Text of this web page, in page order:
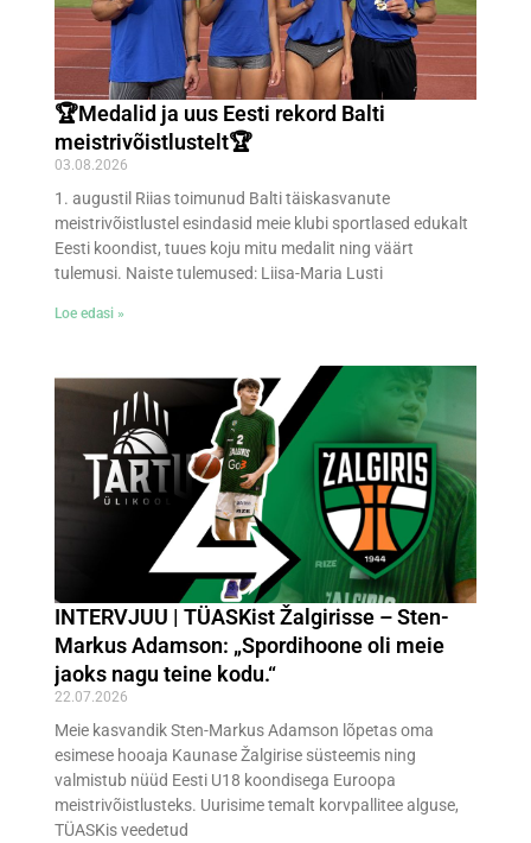
🏆Medalid ja uus Eesti rekord Balti
meistrivõistlustelt🏆
03.08.2026
1. augustil Riias toimunud Balti täiskasvanute
meistrivõistlustel esindasid meie klubi sportlased edukalt
Eesti koondist, tuues koju mitu medalit ning väärt
tulemusi. Naiste tulemused: Liisa-Maria Lusti
Loe edasi »
INTERVJUU | TÜASKist Žalgirisse – Sten-
Markus Adamson: „Spordihoone oli meie
jaoks nagu teine kodu.“
22.07.2026
Meie kasvandik Sten-Markus Adamson lõpetas oma
esimese hooaja Kaunase Žalgirise süsteemis ning
valmistub nüüd Eesti U18 koondisega Euroopa
meistrivõistlusteks. Uurisime temalt korvpallitee alguse,
TÜASKis veedetud